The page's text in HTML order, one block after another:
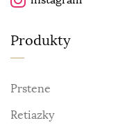
Produkty
Prstene
Retiazky